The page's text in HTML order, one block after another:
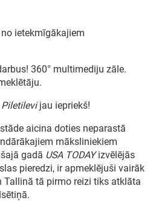
ietekmīgākajiem
360° multimediju zāle.
Piletilevijau iepriekš!
aicina doties neparastā
māksliniekiem
gadā USA TODAYizvēlējās
pieredzi, ir apmeklējuši vairāk
Tallinā tā pirmo reizi tiks atklāta